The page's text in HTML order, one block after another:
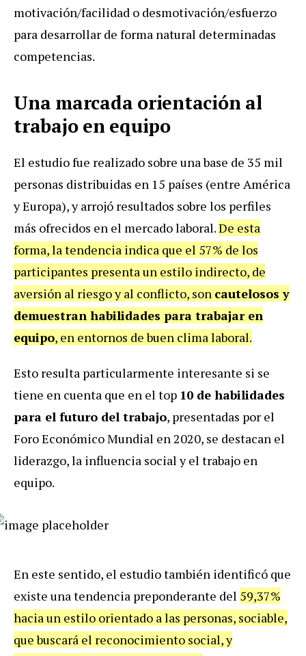
motivación/facilidad o desmotivación/esfuerzo
para desarrollar de forma natural determinadas
competencias.
Una marcada orientación al
trabajo en equipo
El estudio fue realizado sobre una base de 35 mil
personas distribuidas en 15 países (entre América
y Europa), y arrojó resultados sobre los perfiles
más ofrecidos en el mercado laboral.De esta
forma, la tendencia indica que el 57% de los
participantes presenta un estilo indirecto, de
aversión al riesgo y al conflicto, son cautelosos y
demuestran habilidades para trabajar en
equipo, en entornos de buen clima laboral.
Esto resulta particularmente interesante si se
tiene en cuenta que en el top 10 de habilidades
para el futuro del trabajo, presentadas por el
Foro Económico Mundial en 2020, se destacan el
liderazgo, la influencia social y el trabajo en
equipo.
En este sentido, el estudio también identificó que
existe una tendencia preponderante del 59,37%
hacia un estilo orientado a las personas, sociable,
que buscará el reconocimiento social, y